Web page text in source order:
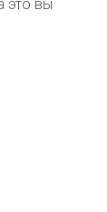
это вы